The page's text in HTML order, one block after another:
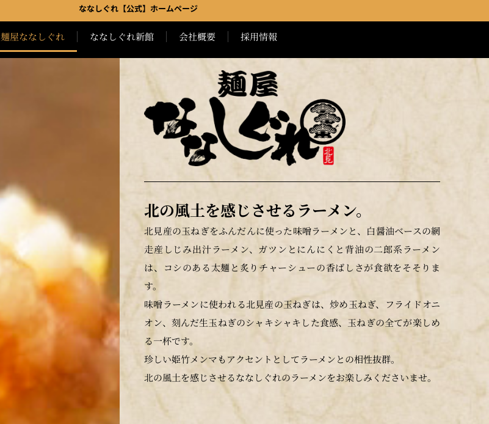
ななしぐれ【公式】ホームページ
麺屋ななしぐれ ななしぐれ新館 会社概要 採用情報
北の風土を感じさせるラーメン。
北見産の玉ねぎをふんだんに使った味噌ラーメンと、白醤油ベースの網
走産しじみ出汁ラーメン、ガツンとにんにくと背油の二郎系ラーメン
は、コシのある太麺と炙りチャーシューの香ばしさが食欲をそそりま
す。
味噌ラーメンに使われる北見産の玉ねぎは、炒め玉ねぎ、フライドオニ
オン、刻んだ生玉ねぎのシャキシャキした食感、玉ねぎの全てが楽しめ
る一杯です。
珍しい姫竹メンマもアクセントとしてラーメンとの相性抜群。
北の風土を感じさせるななしぐれのラーメンをお楽しみくださいませ。